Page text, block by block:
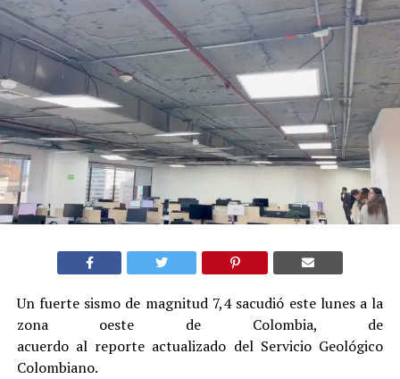
Un fuerte sismo de magnitud 7,4 sacudió este lunes a la
zona oeste de Colombia, de
acuerdo al reporte actualizado del Servicio Geológico
Colombiano.